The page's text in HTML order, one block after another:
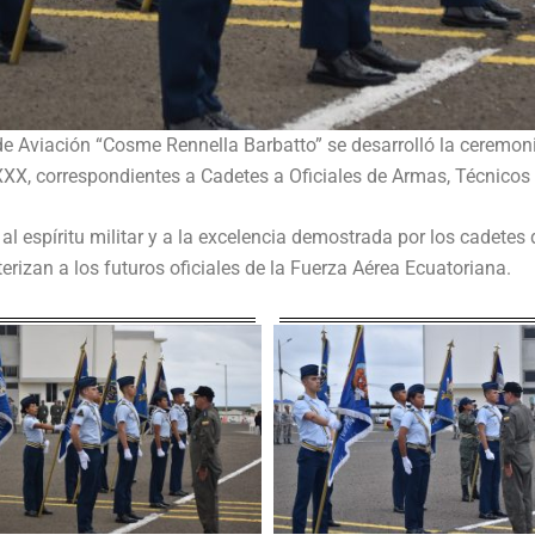
Aviación “Cosme Rennella Barbatto” se desarrolló la
correspondientes a Cadetes a Oficiales de Armas,
espíritu militar y a la excelencia demostrada por los
a los futuros oficiales de la Fuerza Aérea Ecuatoriana.